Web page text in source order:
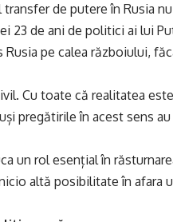
de putere în Rusia
23 de ani de politici ai lui
pe calea războiului,
Cu toate că realitatea
pregătirile în acest sens
un rol esențial în
altă posibilitate în afara